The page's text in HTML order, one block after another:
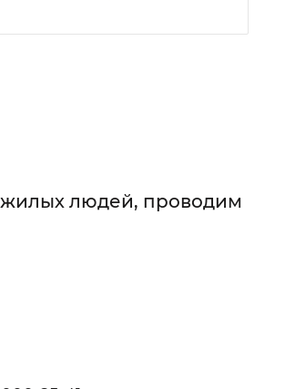
людей, проводим